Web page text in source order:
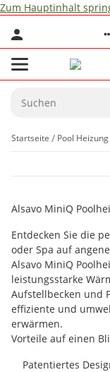
Zum Hauptinhalt
Startseite Pool Heizung
Alsavo MiniQ
Entdecken Sie die
oder Spa auf
Alsavo MiniQ
leistungsstarke
Aufstellbecken und
effiziente und
erwärmen.
Vorteile auf einen
Patentiertes